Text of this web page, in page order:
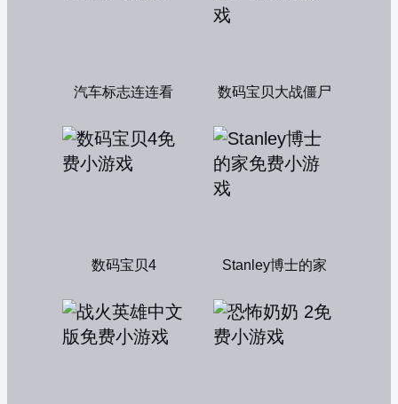
汽车标志连连看 数码宝贝大战僵尸
数码宝贝4 Stanley博士的家